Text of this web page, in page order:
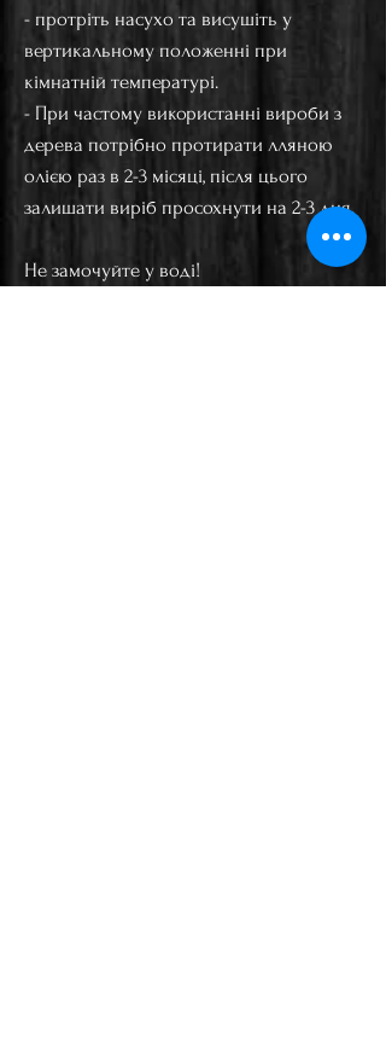
- протріть насухо та висушіть у
вертикальному положенні при
кімнатній температурі.
- При частому використанні вироби з
дерева потрібно протирати лляною
олією раз в 2-3 місяці, після цього
залишати виріб просохнути на 2-3 дня.
Не замочуйте у воді!